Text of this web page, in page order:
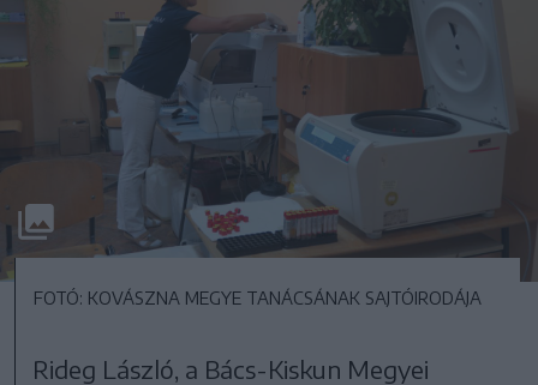
FOTÓ: KOVÁSZNA MEGYE TANÁCSÁNAK SAJTÓIRODÁJA
Rideg László, a Bács-Kiskun Megyei